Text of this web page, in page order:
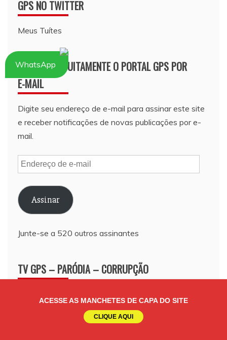
ACESSE AS MANCHETES DE CAPA DO SITE
CLIQUE AQUI
GPS NO TWITTER
Meus Tuítes
ASSINE GRATUITAMENTE O PORTAL GPS POR
E-MAIL
Digite seu endereço de e-mail para assinar este site
e receber notificações de novas publicações por e-
mail.
Endereço
de
e-
mail Assinar
Junte-se a 520 outros assinantes
TV GPS – PARÓDIA – CORRUPÇÃO
Fazer download do arquivo: https://gestaopublicaesociedade.com.br/wp-
content/uploads/2022/06/PARODIA-FAZER-CARTEL-CORRUPCAO.mp4?
WhatsApp